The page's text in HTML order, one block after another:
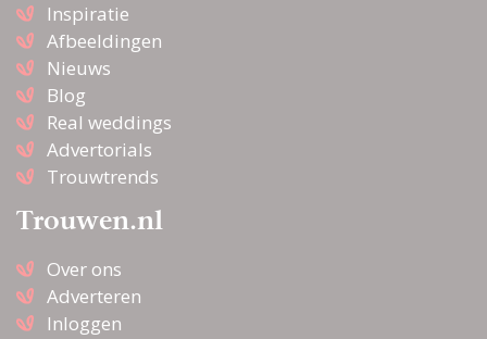
Inspiratie
Afbeeldingen
Nieuws
Blog
Real weddings
Advertorials
Trouwtrends
Trouwen.nl
Over ons
Adverteren
Inloggen